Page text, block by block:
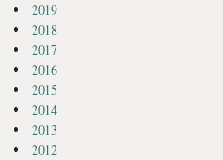
2019
2018
2017
2016
2015
2014
2013
2012